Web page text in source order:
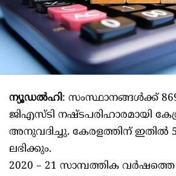
ന്യൂഡൽഹി: സംസ്ഥാനങ്ങൾക്ക്
ജിഎസ്ടി നഷ്ടപരിഹാരമായി
അനുവദിച്ചു. കേരളത്തിന് ഇതിൽ
ലഭിക്കും.
2020 – 21 സാമ്പത്തിക വര്‍ഷത്തെ